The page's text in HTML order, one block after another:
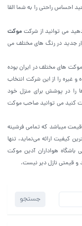
احساس راحتی را به شما القا
می توانید از شرکت موکت
جدید در رنگ های مختلف می
تولید موکت های مختلف در ایران بوده
غیره را از این شرکت انتخاب
را در پوشش برای منزل خود
کنید می توانید صاحب موکت
قیمت میباشد که تمامی فرشینه
کیفیت ارائه می‌نماید، تنها
باشگاه هواداران آدین موکت
و قیمتی نازل دیر نیست.
جستجو